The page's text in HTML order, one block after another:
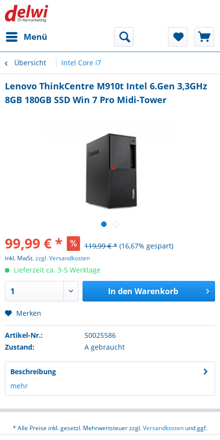
Menü
Übersicht Intel Core i7
Lenovo ThinkCentre M910t Intel 6.Gen 3,3GHz
8GB 180GB SSD Win 7 Pro Midi-Tower
99,99 € * 119,99 € * (16,67% gespart)
inkl. MwSt.zzgl. Versandkosten
Lieferzeit ca. 3-5 Werktage
In den Warenkorb
Merken
Artikel-Nr.:
50025586
Zustand:
A gebraucht
Beschreibung
mehr
* Alle Preise inkl. gesetzl. Mehrwertsteuer zzgl.Versandkosten und ggf.